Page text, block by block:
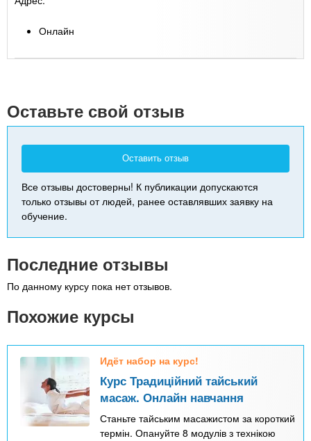
Онлайн
Оставьте свой отзыв
Оставить отзыв
Все отзывы достоверны! К публикации допускаются
только отзывы от людей, ранее оставлявших заявку на
обучение.
Последние отзывы
По данному курсу пока нет отзывов.
Похожие курсы
Идёт набор на курс!
Курс Традиційний тайський
масаж. Онлайн навчання
Станьте тайським масажистом за короткий
термін. Опануйте 8 модулів з технікою